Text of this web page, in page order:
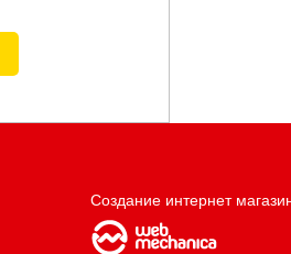
Создание интернет